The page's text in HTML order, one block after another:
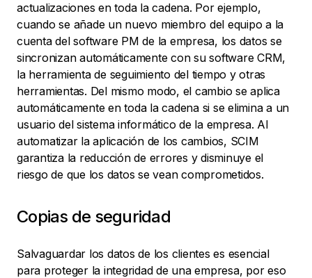
actualizaciones en toda la cadena. Por ejemplo,
cuando se añade un nuevo miembro del equipo a la
cuenta del software PM de la empresa, los datos se
sincronizan automáticamente con su software CRM,
la herramienta de seguimiento del tiempo y otras
herramientas. Del mismo modo, el cambio se aplica
automáticamente en toda la cadena si se elimina a un
usuario del sistema informático de la empresa. Al
automatizar la aplicación de los cambios, SCIM
garantiza la reducción de errores y disminuye el
riesgo de que los datos se vean comprometidos.
Copias de seguridad
Salvaguardar los datos de los clientes es esencial
para proteger la integridad de una empresa, por eso